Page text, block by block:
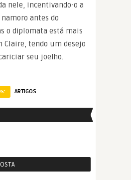
nele, incentivando-o a
antes do
o diplomata está mais
Claire, tendo um desejo
seu joelho.
ARTIGOS